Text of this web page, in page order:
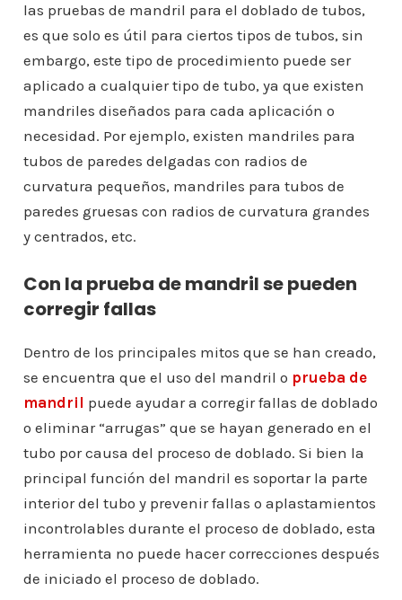
las pruebas de mandril para el doblado de tubos,
es que solo es útil para ciertos tipos de tubos, sin
embargo, este tipo de procedimiento puede ser
aplicado a cualquier tipo de tubo, ya que existen
mandriles diseñados para cada aplicación o
necesidad. Por ejemplo, existen mandriles para
tubos de paredes delgadas con radios de
curvatura pequeños, mandriles para tubos de
paredes gruesas con radios de curvatura grandes
y centrados, etc.
Con la prueba de mandril se pueden
corregir fallas
Dentro de los principales mitos que se han creado,
se encuentra que el uso del mandril o prueba de
mandril puede ayudar a corregir fallas de doblado
o eliminar “arrugas” que se hayan generado en el
tubo por causa del proceso de doblado. Si bien la
principal función del mandril es soportar la parte
interior del tubo y prevenir fallas o aplastamientos
incontrolables durante el proceso de doblado, esta
herramienta no puede hacer correcciones después
de iniciado el proceso de doblado.